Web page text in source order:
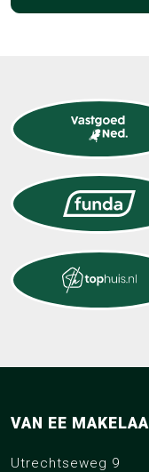
VAN EE
Utrechtseweg 9